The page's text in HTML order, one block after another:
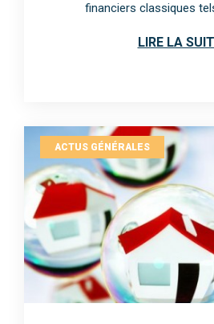
financiers classiques
LIRE LA
ACTUS GÉNÉRALES